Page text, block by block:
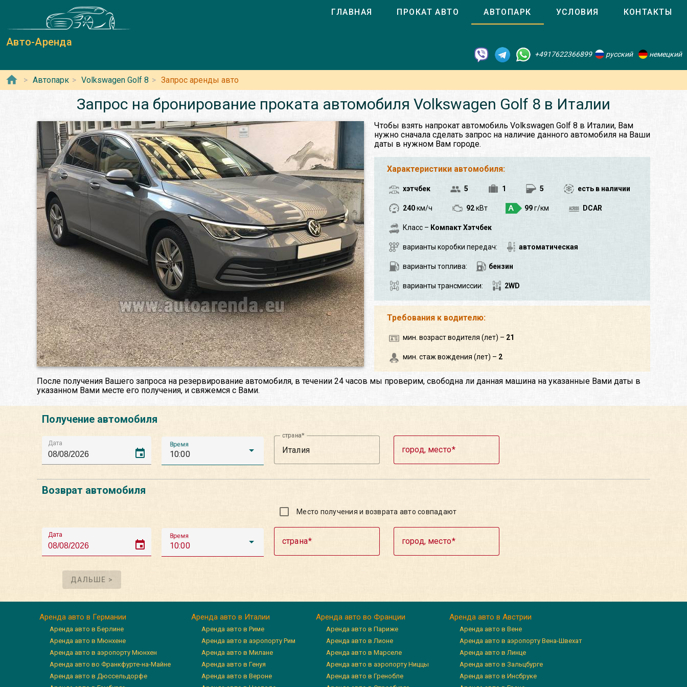
Авто-Аренда
ГЛАВНАЯ ПРОКАТ АВТО АВТОПАРК УСЛОВИЯ КОНТАКТЫ
+4917622366899 русский немецкий
Автопарк Volkswagen Golf 8 Запрос аренды авто
Запрос на бронирование проката автомобиля Volkswagen Golf 8 в Италии
Чтобы взять напрокат автомобиль Volkswagen Golf 8 в Италии, Вам
нужно сначала сделать запрос на наличие данного автомобиля на Ваши
даты в нужном Вам городе.
Характеристики автомобиля:
хэтчбек 5 1 5 есть в наличии
240км/ч 92кВт 99г/км DCAR
Класс – Компакт Хэтчбек
варианты коробки передач: автоматическая
варианты топлива: бензин
варианты трансмиссии: 2WD
Требования к водителю:
мин. возраст водителя (лет) – 21
мин. стаж вождения (лет) – 2
После получения Вашего запроса на резервирование автомобиля, в течении 24 часов мы проверим, свободна ли данная машина на указанные Вами даты в
указанном Вами месте его получения, и свяжемся с Вами.
Получение автомобиля
Дата
event
Время
10:00
страна
город, место
Возврат автомобиля
Дата
event
Время
10:00
Место получения и возврата авто совпадают
страна город, место
ДАЛЬШЕ >
Аренда авто в Германии
Аренда авто в Берлине
Аренда авто в Мюнхене
Аренда авто в аэропорту Мюнхен
Аренда авто во Франкфурте-на-Майне
Аренда авто в Дюссельдорфе
Аренда авто в Италии
Аренда авто в Риме
Аренда авто в аэропорту Рим
Аренда авто в Милане
Аренда авто в Генуя
Аренда авто в Вероне
Аренда авто во Франции
Аренда авто в Париже
Аренда авто в Лионе
Аренда авто в Марселе
Аренда авто в аэропорту Ниццы
Аренда авто в Гренобле
Аренда авто в Австрии
Аренда авто в Вене
Аренда авто в аэропорту Вена-Швехат
Аренда авто в Линце
Аренда авто в Зальцбурге
Аренда авто в Инсбруке